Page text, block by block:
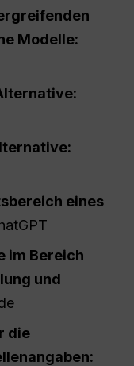
Modelle:
eines
im Bereich
und
die